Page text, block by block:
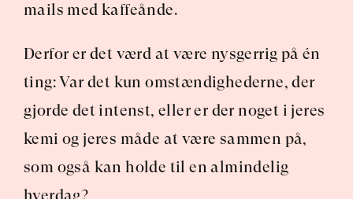
mails med kaffeånde.
Derfor er det værd at være nysgerrig på én
ting: Var det kun omstændighederne, der
gjorde det intenst, eller er der noget i jeres
kemi og jeres måde at være sammen på,
som også kan holde til en almindelig